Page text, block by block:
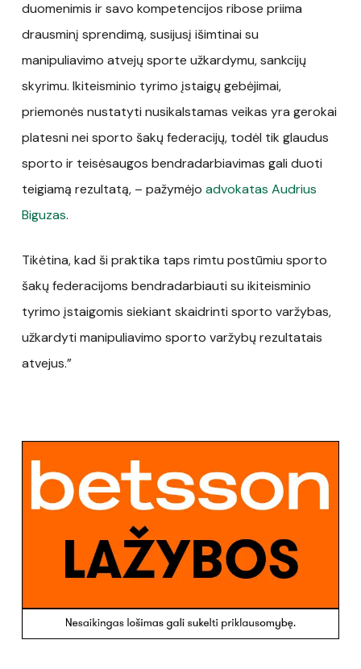
duomenimis ir savo kompetencijos ribose priima
drausminį sprendimą, susijusį išimtinai su
manipuliavimo atvejų sporte užkardymu, sankcijų
skyrimu. Ikiteisminio tyrimo įstaigų gebėjimai,
priemonės nustatyti nusikalstamas veikas yra gerokai
platesni nei sporto šakų federacijų, todėl tik glaudus
sporto ir teisėsaugos bendradarbiavimas gali duoti
teigiamą rezultatą, – pažymėjo advokatas Audrius
Biguzas.
Tikėtina, kad ši praktika taps rimtu postūmiu sporto
šakų federacijoms bendradarbiauti su ikiteisminio
tyrimo įstaigomis siekiant skaidrinti sporto varžybas,
užkardyti manipuliavimo sporto varžybų rezultatais
atvejus.”